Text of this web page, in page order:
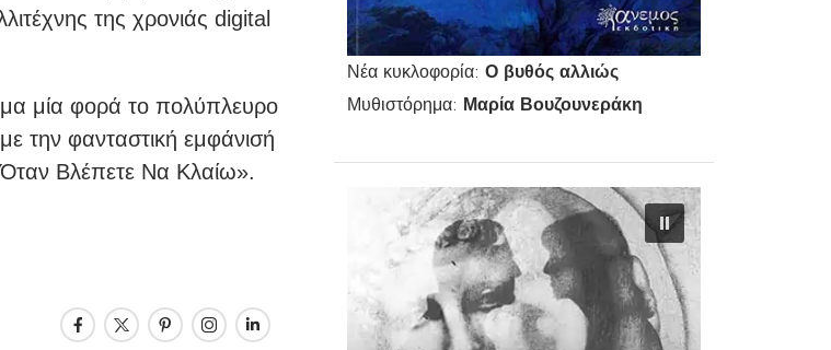
Νέα κυκλοφορία:Ο βυθός αλλιώς
Μυθιστόρημα: Μαρία Βουζουνεράκη
της χρονιάς digital
μία φορά το πολύπλευρο
την φανταστική εμφάνισή
Βλέπετε Να Κλαίω».